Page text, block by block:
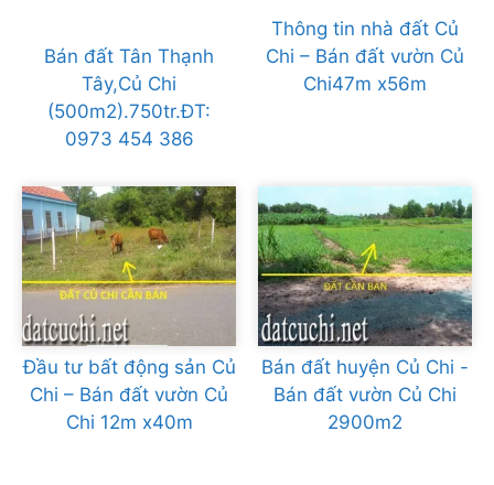
Bán đất Tân Thạnh
Tây,Củ Chi
(500m2).750tr.ĐT:
0973 454 386
Thông tin nhà đất Củ
Chi – Bán đất vườn Củ
Chi47m x56m
Đầu tư bất động sản Củ
Chi – Bán đất vườn Củ
Chi 12m x40m
Bán đất huyện Củ Chi -
Bán đất vườn Củ Chi
2900m2